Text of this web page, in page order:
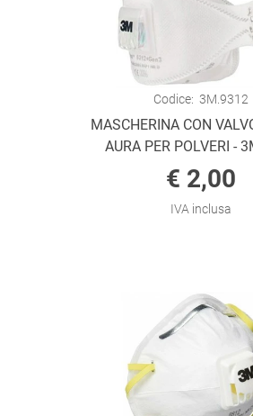
Codice: 3M.9312
MASCHERINA CON
AURA PER POLVERI -
€ 2,00
IVA inclusa